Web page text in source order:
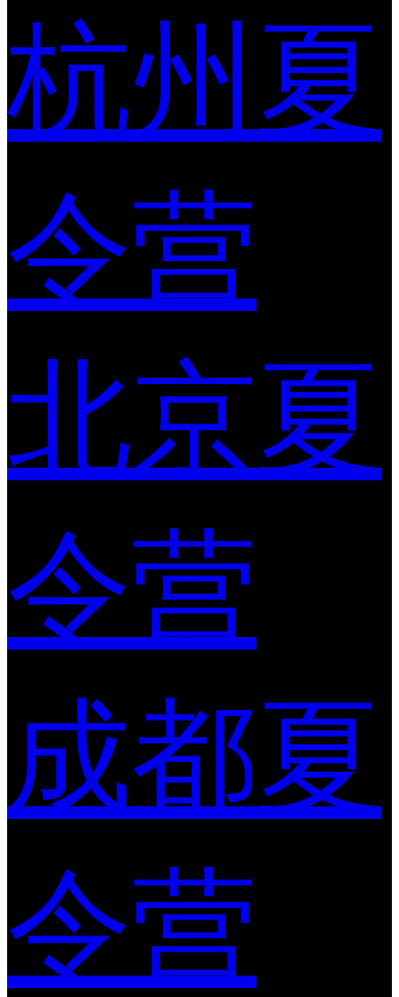
杭州夏
令营
北京夏
令营
成都夏
令营